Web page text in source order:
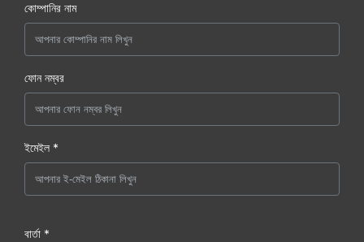
কোম্পানির নাম
ফোন নম্বর
ইমেইল *
বার্তা *